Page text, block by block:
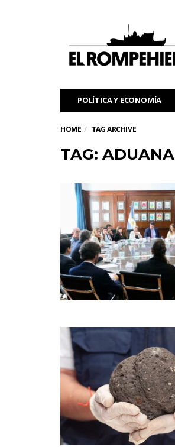
POLÍTICA Y ECONOMÍA
HOME TAG ARCHIVE
TAG: ADUANA